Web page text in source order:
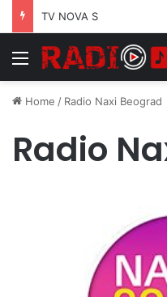
TV NOVA S
Menu
Home / Radio Naxi Beograd
Radio